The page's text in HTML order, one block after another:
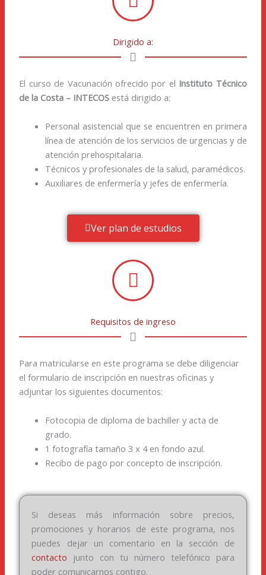
Dirigido a:
El curso de Vacunación ofrecido por el Instituto Técnico
de la Costa – INTECOS está dirigido a:
Personal asistencial que se encuentren en primera
línea de atención de los servicios de urgencias y de
atención prehospitalaria.
Técnicos y profesionales de la salud, paramédicos.
Auxiliares de enfermería y jefes de enfermería.
Ver plan de estudios
Requisitos de ingreso
Para matricularse en este programa se debe diligenciar
el formulario de inscripción en nuestras oficinas y
adjuntar los siguientes documentos:
Fotocopia de diploma de bachiller y acta de
grado.
1 fotografía tamaño 3 x 4 en fondo azul.
Recibo de pago por concepto de inscripción.
Si deseas más información sobre precios,
promociones y horarios de este programa, nos
puedes dejar un comentario en la sección de
contacto junto con tu número telefónico para
poder comunicarnos contigo.